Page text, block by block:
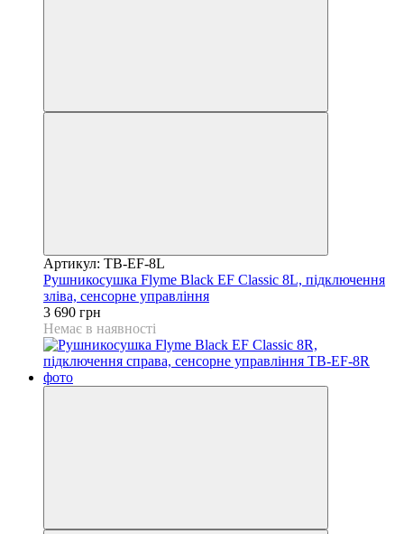
Артикул: TB-EF-8L
Рушникосушка Flyme Black EF Classic 8L, підключення
зліва, сенсорне управління
3 690 грн
Немає в наявності